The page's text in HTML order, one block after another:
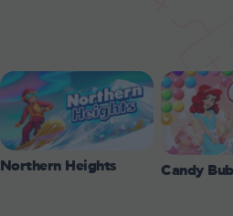
Northern Heights Candy